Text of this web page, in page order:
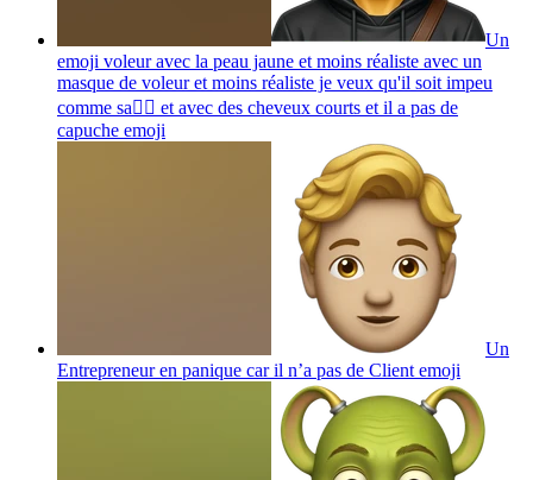
Un
emoji voleur avec la peau jaune et moins réaliste avec un
masque de voleur et moins réaliste je veux qu'il soit impeu
comme sa🙎‍♂️ et avec des cheveux courts et il a pas de
capuche emoji
Un
Entrepreneur en panique car il n’a pas de Client emoji